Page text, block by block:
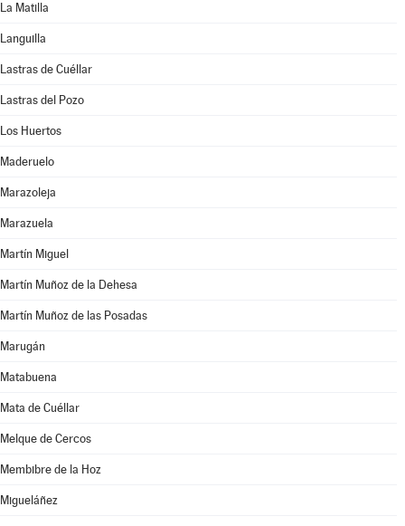
La Matilla
Languilla
Lastras de Cuéllar
Lastras del Pozo
Los Huertos
Maderuelo
Marazoleja
Marazuela
Martín Miguel
Martín Muñoz de la Dehesa
Martín Muñoz de las Posadas
Marugán
Matabuena
Mata de Cuéllar
Melque de Cercos
Membibre de la Hoz
Migueláñez